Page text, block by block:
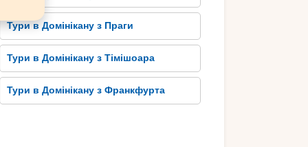
Тури в Домінікану з Праги
Тури в Домінікану з Тімішоара
Тури в Домінікану з Франкфурта